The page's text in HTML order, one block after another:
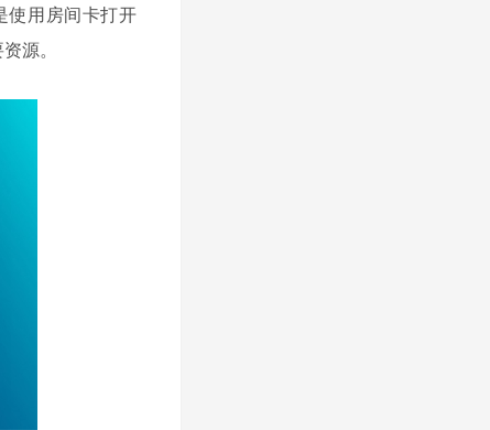
使用房间卡打开
源。